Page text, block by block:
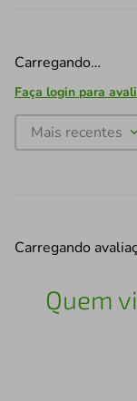
Carregando…
Faça login para
Mais recentes
Carregando
Quem